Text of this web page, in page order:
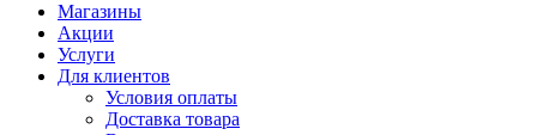
Магазины
Акции
Услуги
Для клиентов
Условия оплаты
Доставка товара